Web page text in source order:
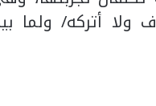
أتركه/ ولما